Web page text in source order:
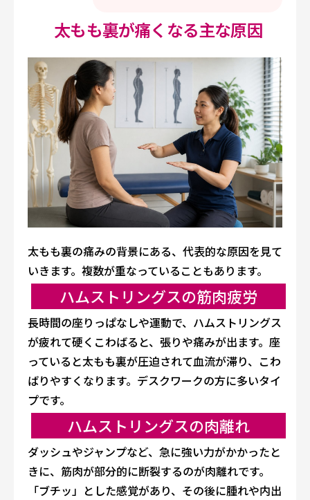
太もも裏が痛くなる主な原因
太もも裏の痛みの背景にある、代表的な原因を見て
いきます。複数が重なっていることもあります。
ハムストリングスの筋肉疲労
長時間の座りっぱなしや運動で、ハムストリングス
が疲れて硬くこわばると、張りや痛みが出ます。座
っていると太もも裏が圧迫されて血流が滞り、こわ
ばりやすくなります。デスクワークの方に多いタイ
プです。
ハムストリングスの肉離れ
ダッシュやジャンプなど、急に強い力がかかったと
きに、筋肉が部分的に断裂するのが肉離れです。
「ブチッ」とした感覚があり、その後に腫れや内出